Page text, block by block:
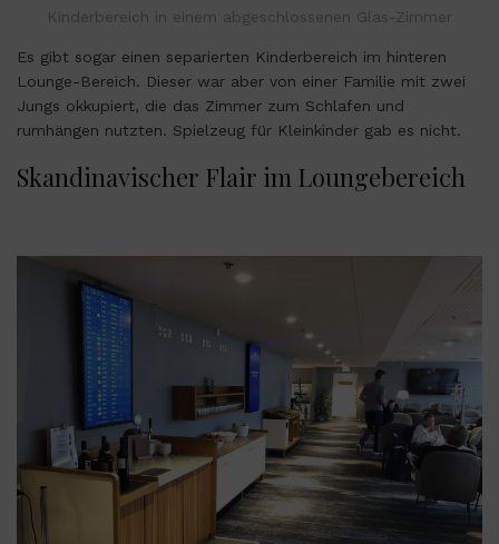
Kinderbereich in einem abgeschlossenen Glas-Zimmer
Es gibt sogar einen separierten Kinderbereich im hinteren
Lounge-Bereich. Dieser war aber von einer Familie mit zwei
Jungs okkupiert, die das Zimmer zum Schlafen und
rumhängen nutzten. Spielzeug für Kleinkinder gab es nicht.
Skandinavischer Flair im Loungebereich